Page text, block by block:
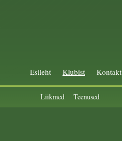
Esileht Klubist Kontakt
Liikmed Teenused